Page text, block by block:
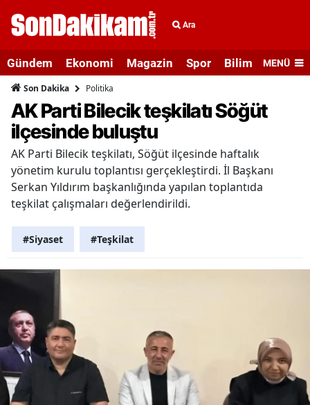
Ara
Gündem Ekonomi Magazin Spor Bilim veMENÜ
Son Dakika Politika
AK Parti Bilecik teşkilatı Söğüt
ilçesinde buluştu
AK Parti Bilecik teşkilatı, Söğüt ilçesinde haftalık
yönetim kurulu toplantısı gerçekleştirdi. İl Başkanı
Serkan Yıldırım başkanlığında yapılan toplantıda
teşkilat çalışmaları değerlendirildi.
#Siyaset #Teşkilat